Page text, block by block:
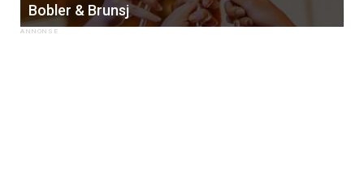
Bobler & Brunsj